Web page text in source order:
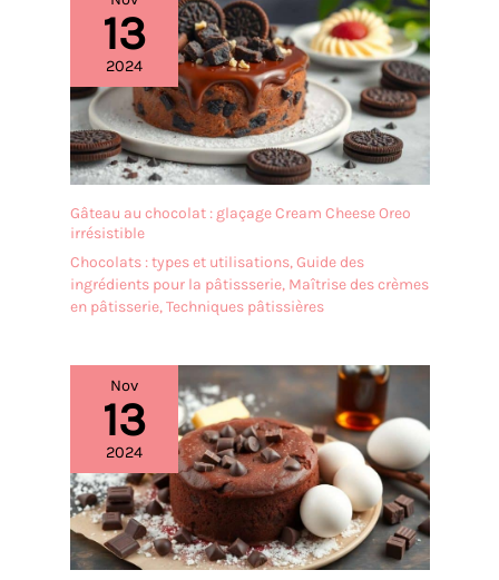
pour stocker une variété
d'articles tels que le sucre,
le riz, les bonbons, la
poudre de protéine, les
dosettes de café, ou vous
pouvez même les utiliser
comme bocal à friandises
pour chien ou comme
pour dosettes de lessive.
de 2 L les rend idéales
pour tous vos besoins de
rangement, que ce soit
espace de votre maison.
Hermétique et étanche :
chaque pot à biscuits en
verre avec couvercle a un
couvercle à poussoir avec
un joint en plastique,
assurant que vos articles
restent hermétiques et
étanches, préservant la
13
2024
Gâteau au chocolat : glaçage Cream Cheese Oreo
irrésistible
Chocolats : types et utilisations,Guide des
ingrédients pour la pâtissserie, Maîtrise des crèmes
en pâtisserie,Techniques pâtissières
Nov
13
2024